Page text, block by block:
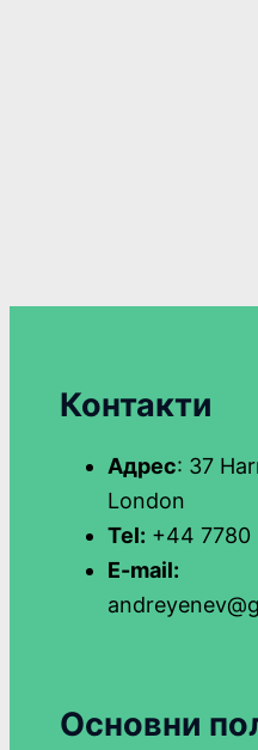
Контакти
Адрес: 37
London
Tel: +44 7780
E-mail:
Основни